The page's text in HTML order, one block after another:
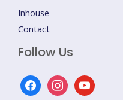
Inhouse
Contact
Follow Us
facebookinstagramyoutube